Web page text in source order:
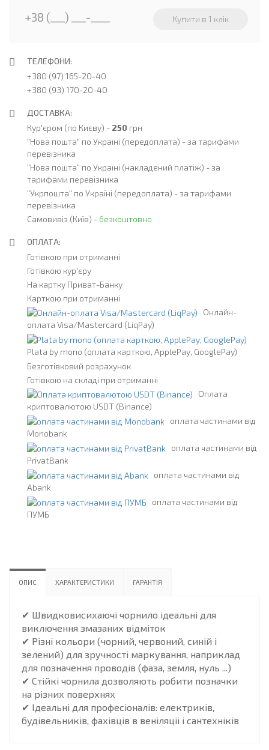
ТЕЛЕФОНИ:
+380 (97) 165-20-40
+380 (93) 170-20-40
ДОСТАВКА:
Кур'єром (по Києву) - 250 грн
"Нова пошта" по Україні (передоплата) - за тарифами
перевізника
"Нова пошта" по Україні (накладений платіж) - за
тарифами перевізника
"Укрпошта" по Україні (передоплата) - за тарифами
перевізника
Самовивіз (Київ) - безкоштовно
ОПЛАТА:
Готівкою при отриманні
Готівкою кур'єру
На картку Приват-Банку
Карткою при отриманні
Онлайн-
оплата Visa/Mastercard (LiqPay)
Plata by mono (оплата карткою, ApplePay, GooglePay)
Безготівковий розрахунок
Готівкою на складі при отриманні
Оплата
криптовалютою USDT (Binance)
оплата частинами від
Monobank
оплата частинами від
PrivatBank
оплата частинами від
Abank
оплата частинами від
ПУМБ
ОПИС ХАРАКТЕРИСТИКИ ГАРАНТІЯ
✔ Швидковисихаючі чорнило ідеальні для
виключення змазаних відміток
✔ Різні кольори (чорний, червоний, синій і
зелений) для зручності маркування, наприклад
для позначення проводів (фаза, земля, нуль ...)
✔ Стійкі чорнила дозволяють робити позначки
на різних поверхнях
✔ Ідеальні для професіоналів: електриків,
будівельників, фахівців в веніляціі і сантехніків